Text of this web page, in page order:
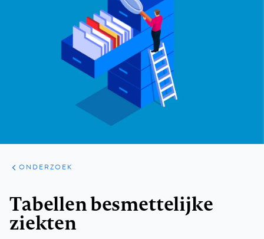
ARTIKELEN
ONDERZOEK
ONDERZOEK
Tabellen besmettelijke
ziekten